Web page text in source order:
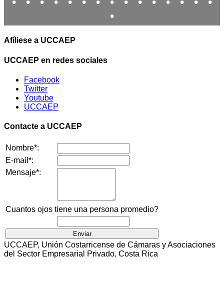
•
Afíliese a UCCAEP
UCCAEP en redes sociales
Facebook
Twitter
Youtube
UCCAEP
Contacte a UCCAEP
Nombre*:
E-mail*:
Mensaje*:
Cuantos ojos tiene una persona promedio?
UCCAEP, Unión Costarricense de Cámaras y Asociaciones
del Sector Empresarial Privado, Costa Rica